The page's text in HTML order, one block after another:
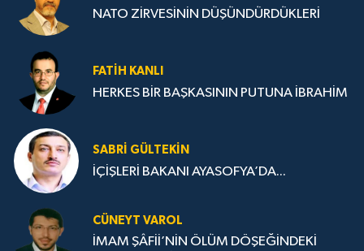
NATO ZİRVESİNİN DÜŞÜNDÜRDÜKLERİ
FATIH KANLI
HERKES BİR BAŞKASININ PUTUNA İBRAHİM
SABRI GÜLTEKIN
İÇİŞLERİ BAKANI AYASOFYA’DA...
CÜNEYT VAROL
İMAM ŞÂFİİ’NİN ÖLÜM DÖŞEĞİNDEKİ